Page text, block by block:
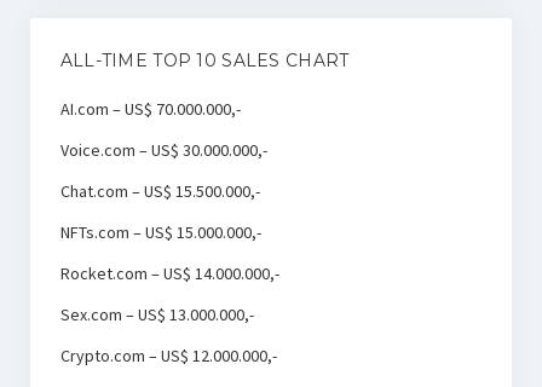
ALL-TIME TOP 10 SALES CHART
AI.com – US$ 70.000.000,-
Voice.com – US$ 30.000.000,-
Chat.com – US$ 15.500.000,-
NFTs.com – US$ 15.000.000,-
Rocket.com – US$ 14.000.000,-
Sex.com – US$ 13.000.000,-
Crypto.com – US$ 12.000.000,-